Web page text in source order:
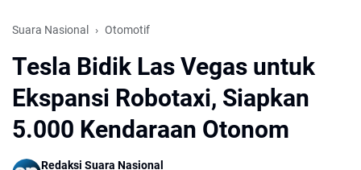
Suara Nasional Otomotif
Tesla Bidik Las Vegas untuk
Ekspansi Robotaxi, Siapkan
5.000 Kendaraan Otonom
Redaksi Suara Nasional